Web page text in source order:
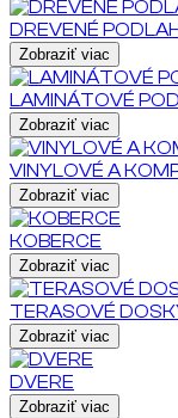
DREVENÉ
Zobraziť viac
LAMINÁTOVÉ
Zobraziť viac
VINYLOVÉ A
Zobraziť viac
KOBERCE
Zobraziť viac
TERASOVÉ
Zobraziť viac
DVERE
Zobraziť viac